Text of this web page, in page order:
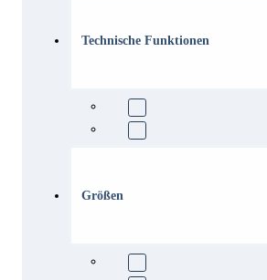
Technische Funktionen
Größen